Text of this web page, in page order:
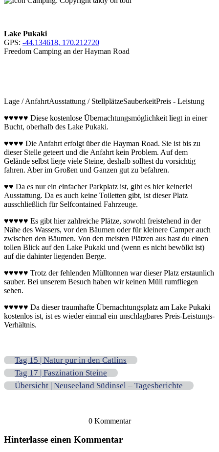
Lake Pukaki
GPS: -44.134618, 170.212720
Freedom Camping an der Hayman Road
Lage / AnfahrtAusstattung / StellplätzeSauberkeitPreis - Leistung
♥♥♥♥♥ Diese kostenlose Übernachtungsmöglichkeit liegt in einer
Bucht, oberhalb des Lake Pukaki.
♥♥♥♥ Die Anfahrt erfolgt über die Hayman Road. Sie ist bis zu
dieser Stelle geteert und die Anfahrt kein Problem. Auf dem
Gelände selbst liege viele Steine, deshalb solltest du vorsichtig
fahren. Aber im Großen und Ganzen gut zu befahren.
♥♥ Da es nur ein einfacher Parkplatz ist, gibt es hier keinerlei
Ausstattung. Da es auch keine Toiletten gibt, ist dieser Platz
ausschließlich für Selfcontained Fahrzeuge.
♥♥♥♥♥ Es gibt hier zahlreiche Plätze, sowohl freistehend in der
Nähe des Wassers, vor den Bäumen oder für kleinere Camper auch
zwischen den Bäumen. Von den meisten Plätzen aus hast du einen
tollen Blick auf den Lake Pukaki und (wenn es nicht bewölkt ist)
auf die dahinter liegenden Berge.
♥♥♥♥♥ Trotz der fehlenden Mülltonnen war dieser Platz erstaunlich
sauber. Bei unserem Besuch haben wir keinen Müll rumfliegen
sehen.
♥♥♥♥♥ Da dieser traumhafte Übernachtungsplatz am Lake Pukaki
kostenlos ist, ist es wieder einmal ein unschlagbares Preis-Leistungs-
Verhältnis.
Tag 15 | Natur pur in den Catlins
Tag 17 | Faszination Steine
Übersicht | Neuseeland Südinsel – Tagesberichte
0 Kommentar
Hinterlasse einen Kommentar